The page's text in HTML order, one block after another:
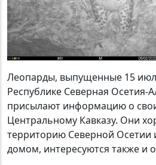
Леопарды, выпущенные 15
Республике Северная Осетия-
присылают информацию о
Центральному Кавказу. Они
территорию Северной Осетии
домом, интересуются также и